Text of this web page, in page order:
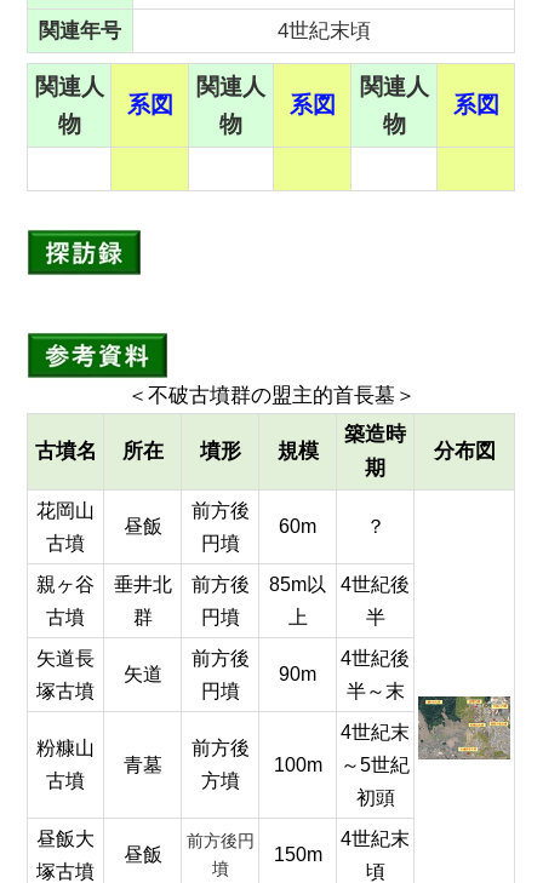
関連年号
4世紀末頃
関連人
物
系図
関連人
物
系図
関連人
物
系図
＜不破古墳群の盟主的首長墓＞
古墳名 所在 墳形 規模
築造時
期
分布図
花岡山
古墳
昼飯
前方後
円墳
60m ？
親ヶ谷
古墳
垂井北
群
前方後
円墳
85m以
上
4世紀後
半
矢道長
塚古墳
矢道
前方後
円墳
90m
4世紀後
半～末
粉糠山
古墳
青墓
前方後
方墳
100m
4世紀末
～5世紀
初頭
昼飯大
塚古墳
昼飯
前方後円
墳
150m
4世紀末
頃